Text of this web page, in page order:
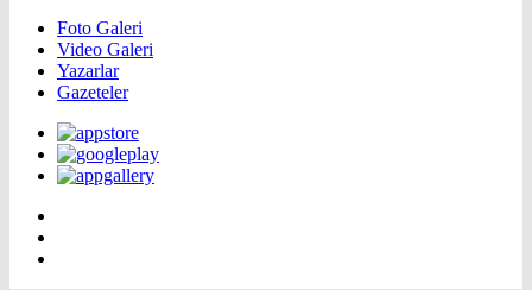
Foto Galeri
Video Galeri
Yazarlar
Gazeteler